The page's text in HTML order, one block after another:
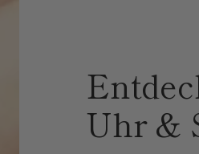
Uhr &